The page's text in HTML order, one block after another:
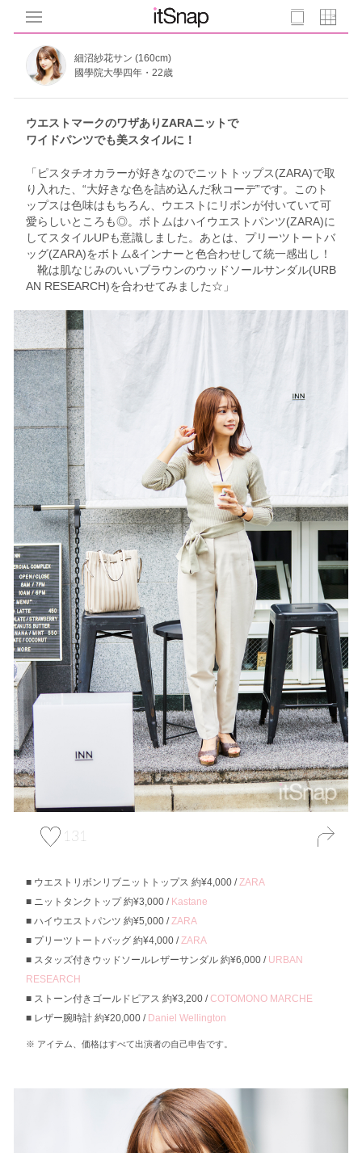
細沼紗花サン (160cm)
國學院大學四年・22歳
ウエストマークのワザありZARAニットで
ワイドパンツでも美スタイルに！
「ピスタチオカラーが好きなのでニットトップス(ZARA)で取
り入れた、“大好きな色を詰め込んだ秋コーデ”です。このト
ップスは色味はもちろん、ウエストにリボンが付いていて可
愛らしいところも◎。ボトムはハイウエストパンツ(ZARA)に
してスタイルUPも意識しました。あとは、プリーツトートバ
ッグ(ZARA)をボトム&インナーと色合わせして統一感出し！
靴は肌なじみのいいブラウンのウッドソールサンダル(URB
AN RESEARCH)を合わせてみました☆」
131
ウエストリボンリブニットトップス 約¥4,000 /ZARA
ニットタンクトップ 約¥3,000 / Kastane
ハイウエストパンツ 約¥5,000 /ZARA
プリーツトートバッグ 約¥4,000 /ZARA
スタッズ付きウッドソールレザーサンダル 約¥6,000 / URBAN
RESEARCH
ストーン付きゴールドピアス 約¥3,200 /COTOMONO MARCHE
レザー腕時計 約¥20,000 / Daniel Wellington
アイテム、価格はすべて出演者の自己申告です。